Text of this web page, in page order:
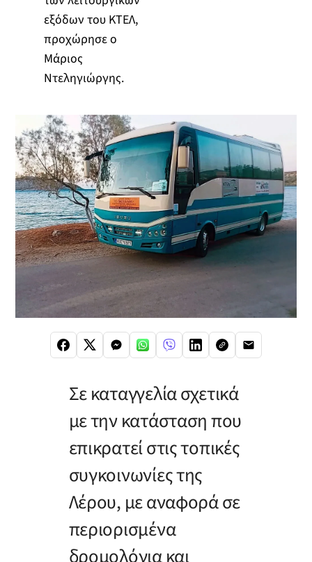
εξόδων του ΚΤΕΛ,
προχώρησε ο
Μάριος
Ντεληγιώργης.
Σε καταγγελία σχετικά
με την κατάσταση που
επικρατεί στις τοπικές
συγκοινωνίες της
Λέρου, με αναφορά σε
περιορισμένα